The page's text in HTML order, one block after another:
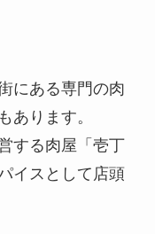
にある専門の肉
あります。
する肉屋「壱丁
イスとして店頭